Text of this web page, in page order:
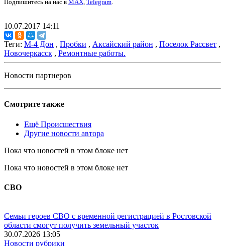
Подпишитесь на нас в MAX, Telegram.
10.07.2017 14:11
Теги: М-4 Дон , Пробки , Аксайский район , Поселок Рассвет ,
Новочеркасск , Ремонтные работы.
Новости партнеров
Смотрите также
Ещё Происшествия
Другие новости автора
Пока что новостей в этом блоке нет
Пока что новостей в этом блоке нет
СВО
Семьи героев СВО с временной регистрацией в Ростовской
области смогут получить земельный участок
30.07.2026 13:05
Новости рубрики